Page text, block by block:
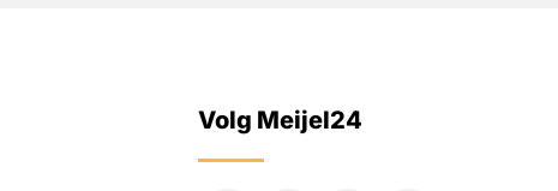
Volg Meijel24